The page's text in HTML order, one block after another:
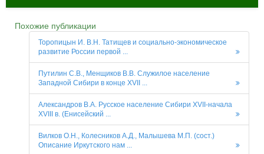
Похожие публикации
Торопицын И. В.Н. Татищев и социально-экономическое
развитие России первой ...
Путилин С.В., Менщиков В.В. Служилое население
Западной Сибири в конце XVII ...
Александров В.А. Русское население Сибири XVII-начала
XVIII в. (Енисейский ...
Вилков О.Н., Колесников А.Д., Малышева М.П. (сост.)
Описание Иркутского нам ...